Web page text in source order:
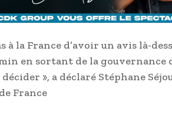
à la France d’avoir un avis là-
en sortant de la gouvernance
», a déclaré Stéphane
France